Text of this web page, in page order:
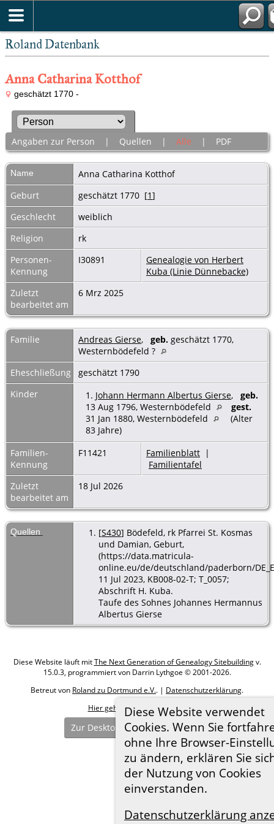
Roland Datenbank
Diese Website verwendet
Cookies. Wenn Sie
ohne Ihre Browser-
zu ändern, erklären Sie
der Nutzung von Cookies
einverstanden.
Datenschutzerklärung
Anna Catharina Kotthof
geschätzt 1770 -
Angaben zur Person | Quellen | Alle | PDF
Name Anna Catharina Kotthof
Geburt
geschätzt 1770 [1]
Geschlecht
weiblich
Religion
rk
Personen-
Kennung
I30891
Genealogie von Herbert
Kuba (Linie Dünnebacke)
Zuletzt
bearbeitet am
6 Mrz 2025
Familie Andreas Gierse, geb. geschätzt 1770,
Westernbödefeld ?
Eheschließung
geschätzt 1790
Kinder
1. Johann Hermann Albertus Gierse, geb.
13 Aug 1796, Westernbödefeld
gest.
31 Jan 1880, Westernbödefeld
(Alter
83 Jahre)
Familien-
Kennung
F11421 Familienblatt |
Familientafel
Zuletzt
bearbeitet am
18 Jul 2026
Quellen [S430] Bödefeld, rk Pfarrei St. Kosmas
und Damian, Geburt,
(https://data.matricula-
online.eu/de/deutschland/paderborn/
11 Jul 2023, KB008-02-T; T_0057;
Abschrift H. Kuba.
Taufe des Sohnes Johannes Hermannus
Albertus Gierse
Diese Website läuft mitThe Next Generation of Genealogy Sitebuildingv.
15.0.3, programmiert von Darrin Lythgoe © 2001-2026.
Betreut von Roland zu Dortmund e.V.. | Datenschutzerklärung.
Hier geht es zum Impressum
Zur Desktop-Webseite wechseln